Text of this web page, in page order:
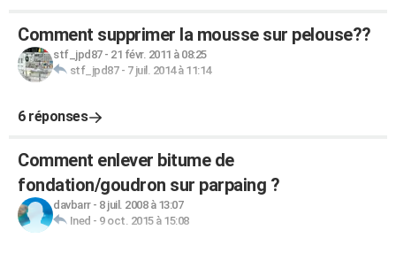
Comment supprimer la mousse sur pelouse??
stf_jpd87- 21 févr. 2011 à 08:25
stf_jpd87- 7 juil. 2014 à 11:14
6 réponses
Comment enlever bitume de
fondation/goudron sur parpaing ?
davbarr- 8 juil. 2008 à 13:07
Ined - 9 oct. 2015 à 15:08